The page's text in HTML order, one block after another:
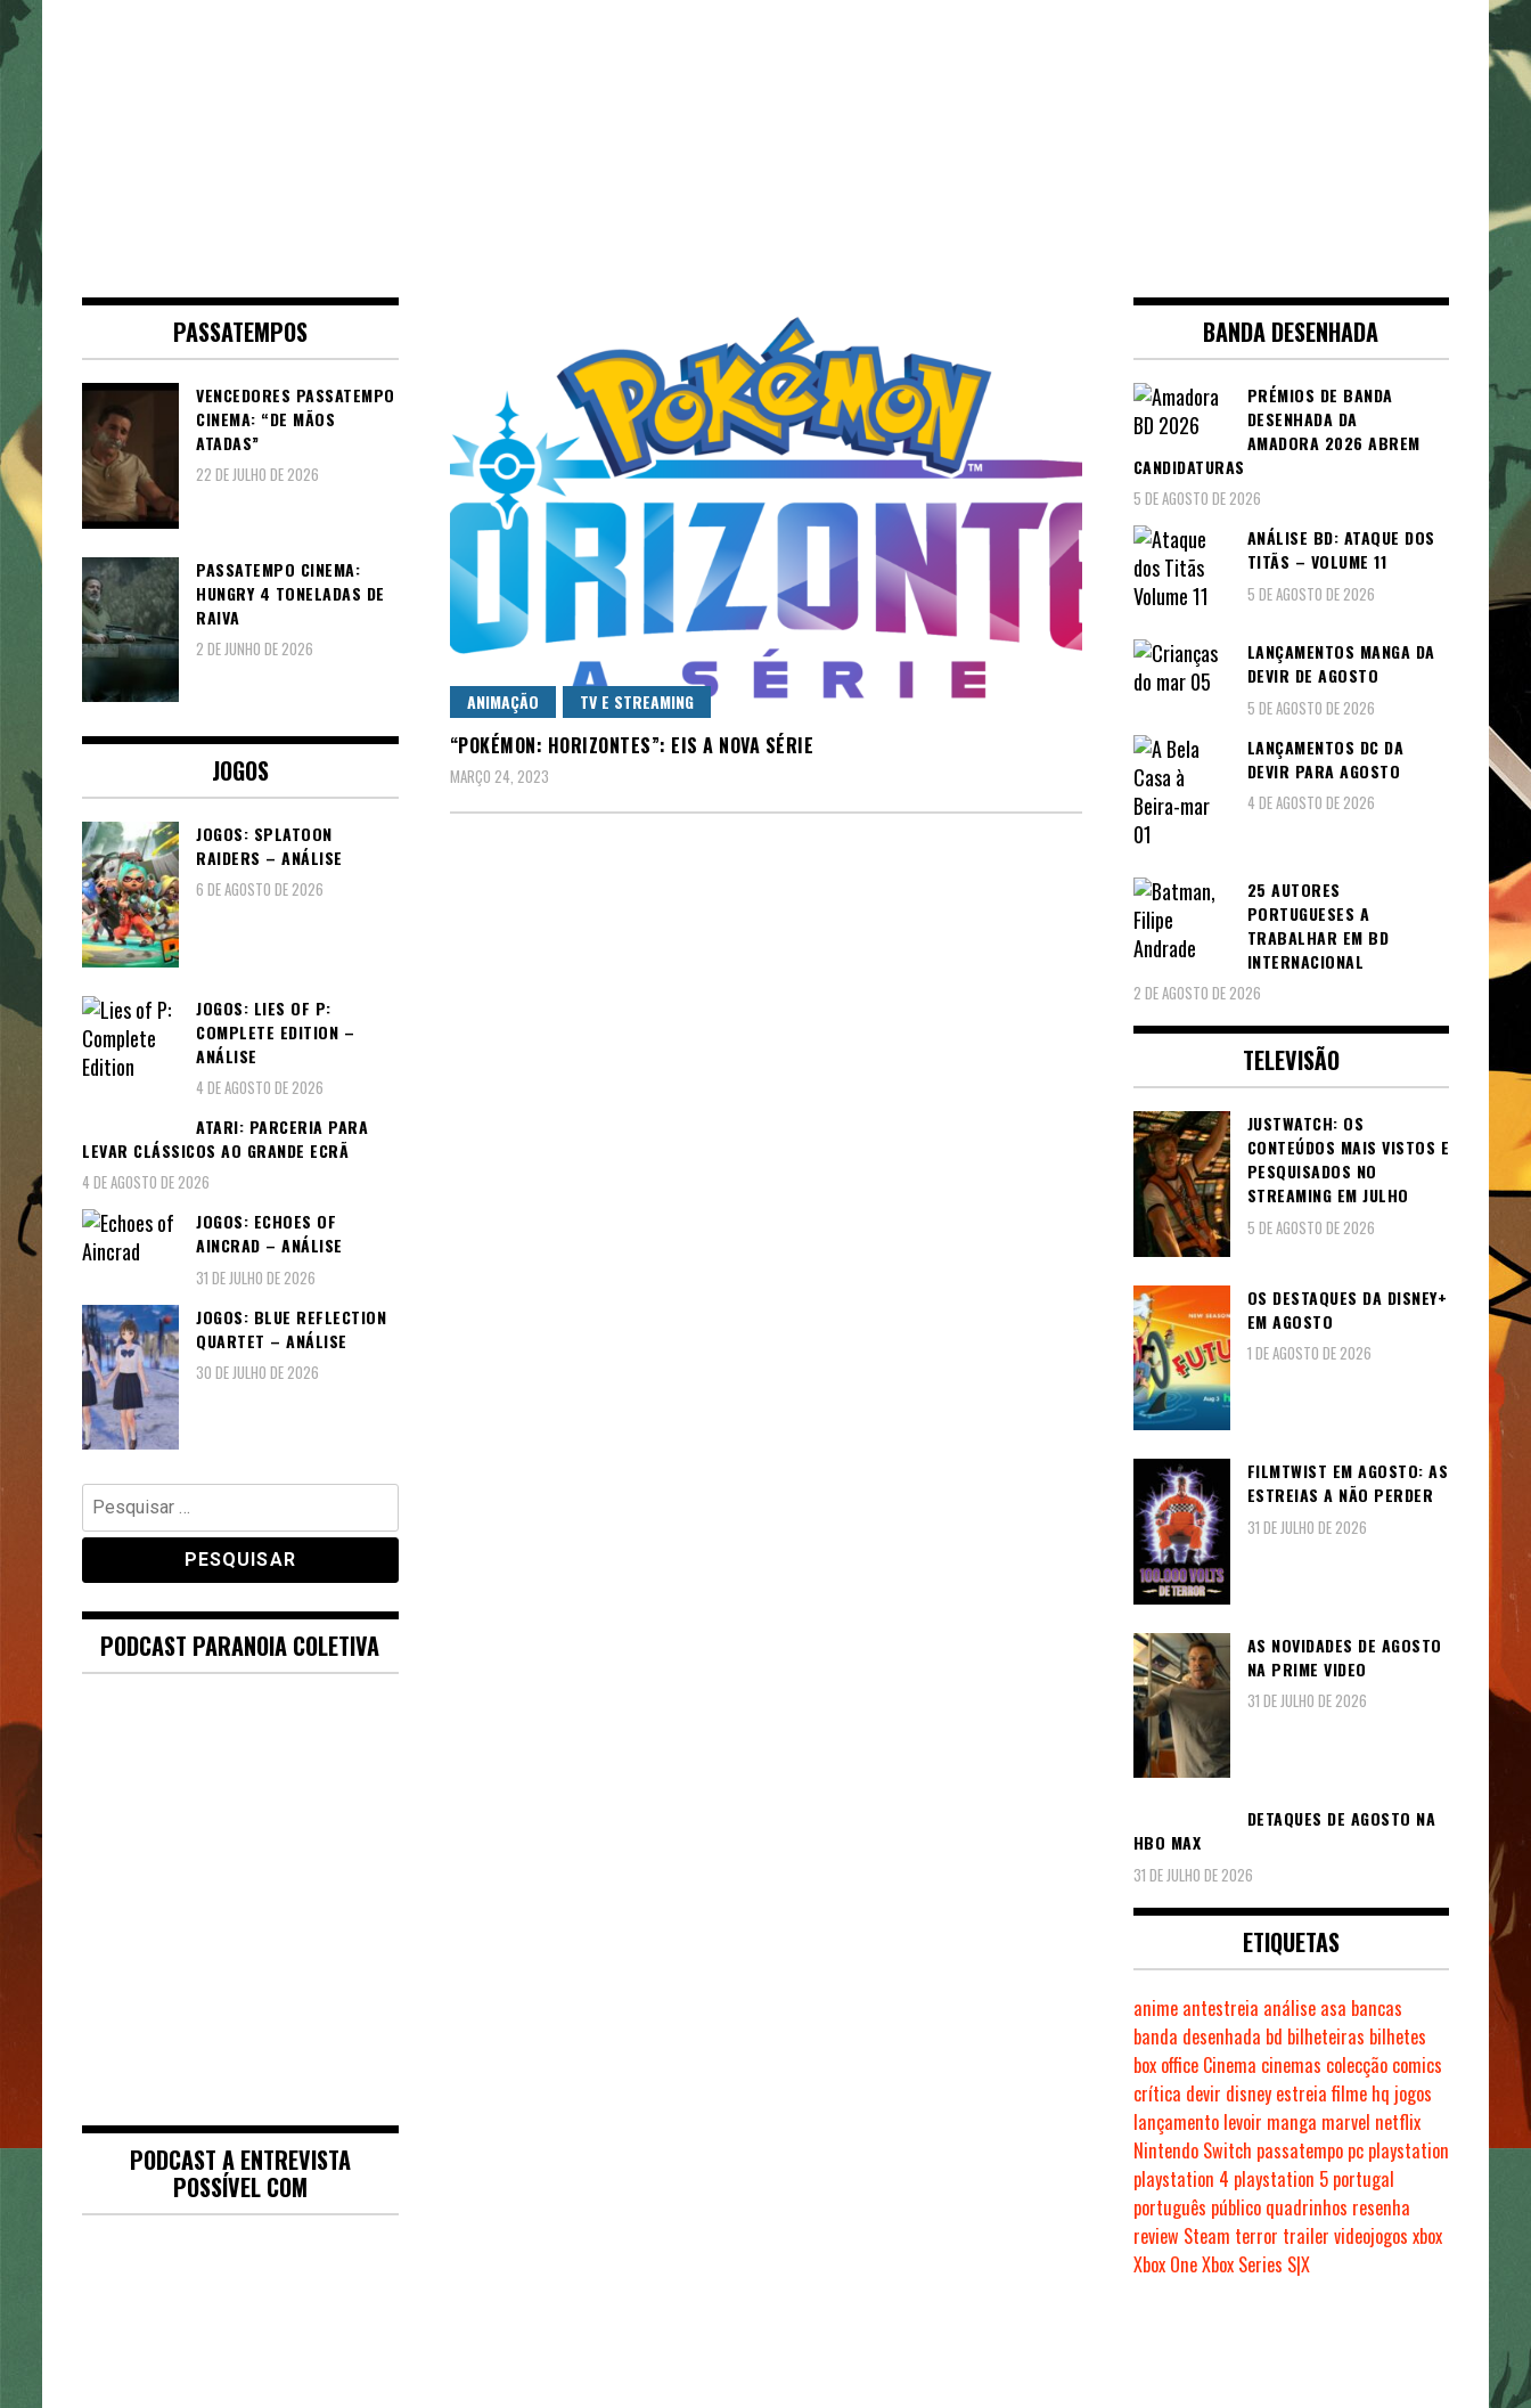
ANIMAÇÃO TV E STREAMING
“POKÉMON: HORIZONTES”: EIS A NOVA SÉRIE
MARÇO 24, 2023
PASSATEMPOS
VENCEDORES PASSATEMPO
CINEMA: “DE MÃOS
ATADAS”
22 DE JULHO DE 2026
PASSATEMPO CINEMA:
HUNGRY 4 TONELADAS DE
RAIVA
2 DE JUNHO DE 2026
JOGOS
JOGOS: SPLATOON
RAIDERS – ANÁLISE
6 DE AGOSTO DE 2026
JOGOS: LIES OF P:
COMPLETE EDITION –
ANÁLISE
4 DE AGOSTO DE 2026
ATARI: PARCERIA PARA
LEVAR CLÁSSICOS AO GRANDE ECRÃ
4 DE AGOSTO DE 2026
JOGOS: ECHOES OF
AINCRAD – ANÁLISE
31 DE JULHO DE 2026
JOGOS: BLUE REFLECTION
QUARTET – ANÁLISE
30 DE JULHO DE 2026
Pesquisar
por:
PODCAST PARANOIA COLETIVA
PODCAST A ENTREVISTA
POSSÍVEL COM
BANDA DESENHADA
PRÉMIOS DE BANDA
DESENHADA DA
AMADORA 2026 ABREM
CANDIDATURAS
5 DE AGOSTO DE 2026
ANÁLISE BD: ATAQUE DOS
TITÃS – VOLUME 11
5 DE AGOSTO DE 2026
LANÇAMENTOS MANGA DA
DEVIR DE AGOSTO
5 DE AGOSTO DE 2026
LANÇAMENTOS DC DA
DEVIR PARA AGOSTO
4 DE AGOSTO DE 2026
25 AUTORES
PORTUGUESES A
TRABALHAR EM BD
INTERNACIONAL
2 DE AGOSTO DE 2026
TELEVISÃO
JUSTWATCH: OS
CONTEÚDOS MAIS VISTOS E
PESQUISADOS NO
STREAMING EM JULHO
5 DE AGOSTO DE 2026
OS DESTAQUES DA DISNEY+
EM AGOSTO
1 DE AGOSTO DE 2026
FILMTWIST EM AGOSTO: AS
ESTREIAS A NÃO PERDER
31 DE JULHO DE 2026
AS NOVIDADES DE AGOSTO
NA PRIME VIDEO
31 DE JULHO DE 2026
DETAQUES DE AGOSTO NA
HBO MAX
31 DE JULHO DE 2026
ETIQUETAS
anime antestreia análise asa bancas
banda desenhada bd bilheteiras bilhetes
box office Cinema cinemas colecção comics
crítica devir disney estreiafilme hq jogos
lançamento levoir manga marvel netflix
Nintendo Switch passatempo pc playstation
playstation 4 playstation 5 portugal
português público quadrinhos resenha
review Steam terror trailer videojogos xbox
Xbox OneXbox Series S|X